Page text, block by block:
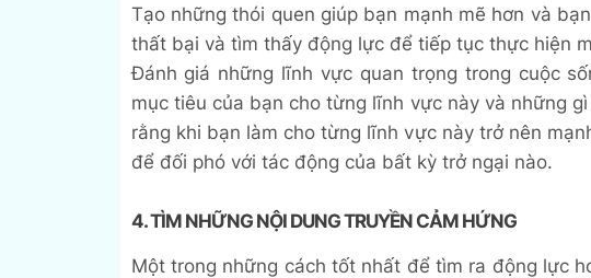
Tạo những thói quen giúp bạn mạnh mẽ hơn và
thất bại và tìm thấy động lực để tiếp tục thực hiện
Đánh giá những lĩnh vực quan trọng trong cuộc
mục tiêu của bạn cho từng lĩnh vực này và những
rằng khi bạn làm cho từng lĩnh vực này trở nên
để đối phó với tác động của bất kỳ trở ngại nào.
4. TÌM NHỮNG NỘI DUNG TRUYỀN CẢM HỨNG
Một trong những cách tốt nhất để tìm ra động lực